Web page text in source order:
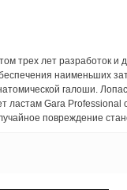
трех лет разработок
наименьших
галоши.
ластам Gara
повреждение